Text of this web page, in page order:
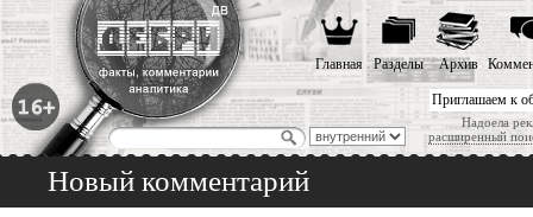
Приглашаем к
Надоела
расширенный
Главная Разделы Архив
Новый комментарий